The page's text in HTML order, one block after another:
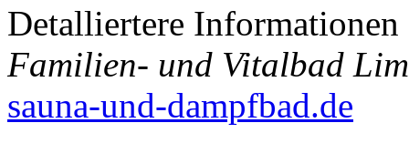
Detalliertere Informationen
Familien- und Vitalbad
sauna-und-dampfbad.de